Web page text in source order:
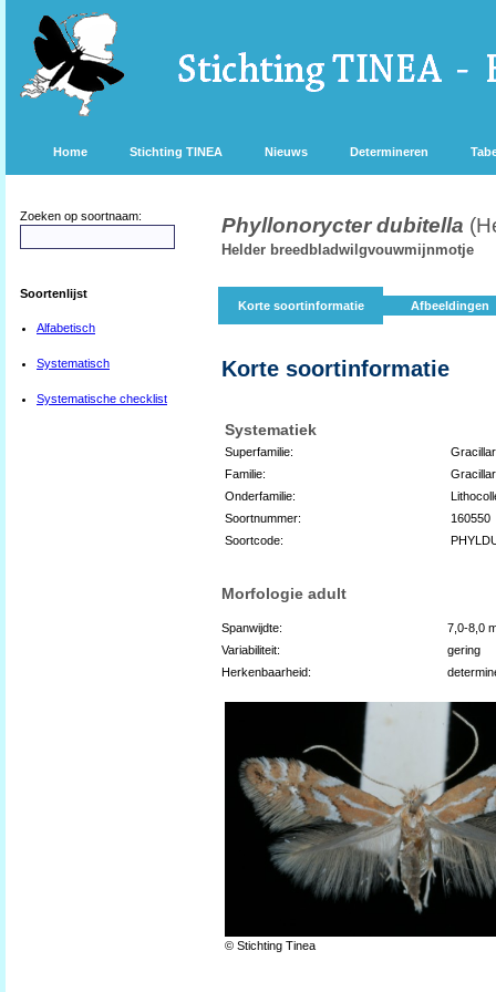
Home Stichting TINEA Nieuws Determineren
Zoeken op soortnaam:
Soortenlijst
Alfabetisch
Systematisch
Systematische checklist
Phyllonorycter dubitella
Helder breedbladwilgvouwmijnmotje
Korte soortinformatie Afbeeldingen
Korte soortinformatie
Systematiek
Superfamilie:
Familie:
Onderfamilie:
Soortnummer:
160550
Soortcode:
Morfologie adult
Spanwijdte:
7,0-8,0
Variabiliteit:
gering
Herkenbaarheid:
© Stichting Tinea